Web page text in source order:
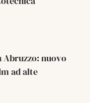
Abruzzo: nuovo
ad alte